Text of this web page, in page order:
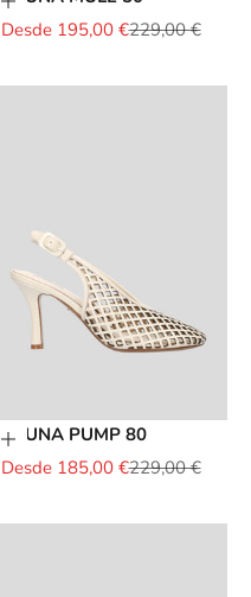
Elige opciones
Precio de oferta
Desde 195,00 €Precio normal
229,00 €
Elige opciones
BRUNA PUMP 80
Precio de oferta
Desde 185,00 €Precio normal
229,00 €